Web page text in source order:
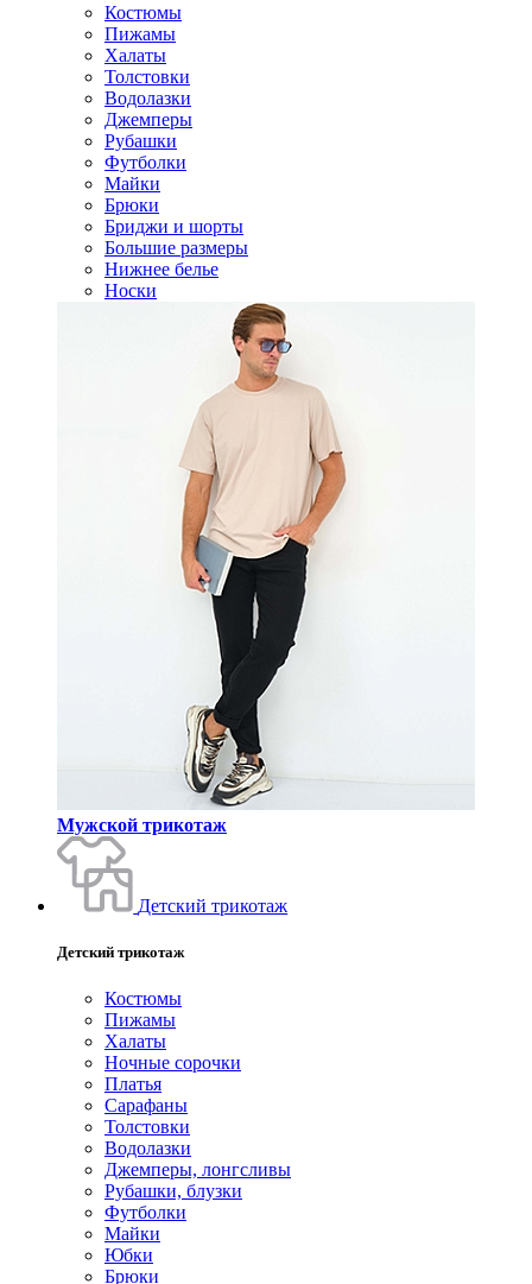
Костюмы
Пижамы
Халаты
Толстовки
Водолазки
Джемперы
Рубашки
Футболки
Майки
Брюки
Бриджи и шорты
Большие размеры
Нижнее белье
Носки
Мужской трикотаж
Детский трикотаж
Детский трикотаж
Костюмы
Пижамы
Халаты
Ночные сорочки
Платья
Сарафаны
Толстовки
Водолазки
Джемперы, лонгсливы
Рубашки, блузки
Футболки
Майки
Юбки
Брюки